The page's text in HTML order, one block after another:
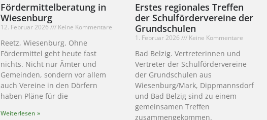
Fördermittelberatung in
Wiesenburg
12. Februar 2026 Keine Kommentare
Reetz, Wiesenburg. Ohne
Fördermittel geht heute fast
nichts. Nicht nur Ämter und
Gemeinden, sondern vor allem
auch Vereine in den Dörfern
haben Pläne für die
Weiterlesen »
Erstes regionales Treffen
der Schulfördervereine der
Grundschulen
1. Februar 2026 Keine Kommentare
Bad Belzig. Vertreterinnen und
Vertreter der Schulfördervereine
der Grundschulen aus
Wiesenburg/Mark, Dippmannsdorf
und Bad Belzig sind zu einem
gemeinsamen Treffen
zusammengekommen.